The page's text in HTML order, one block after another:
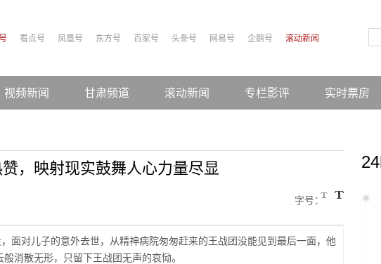
看点号 凤凰号 东方号 百家号 头条号 网易号 企鹅号 滚动新闻
视频新闻 甘肃频道 滚动新闻 专栏影评 实时票房
，映射现实鼓舞人心力量尽显
字号：
面对儿子的意外去世，从精神病院匆匆赶来的王战团没能见到最后一面，他
消散无形，只留下王战团无声的哀恸。